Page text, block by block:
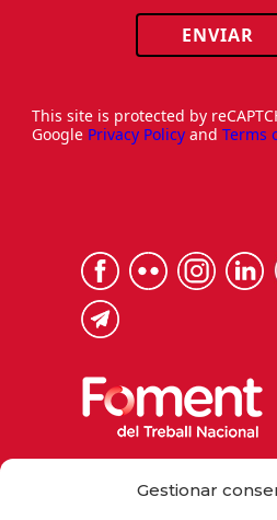
Gestionar
ENVIAR
This site is protected by
Google Privacy Policy and Terms